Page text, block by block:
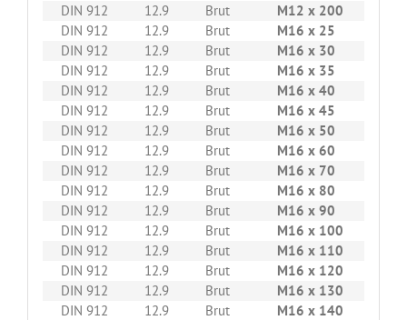
DIN 912
12.9 Brut M12 x 200
DIN 912
12.9 Brut M16 x 25
DIN 912
12.9 Brut M16 x 30
DIN 912
12.9 Brut M16 x 35
DIN 912
12.9 Brut M16 x 40
DIN 912
12.9 Brut M16 x 45
DIN 912
12.9 Brut M16 x 50
DIN 912
12.9 Brut M16 x 60
DIN 912
12.9 Brut M16 x 70
DIN 912
12.9 Brut M16 x 80
DIN 912
12.9 Brut M16 x 90
DIN 912
12.9 Brut M16 x 100
DIN 912
12.9 Brut M16 x 110
DIN 912
12.9 Brut M16 x 120
DIN 912
12.9 Brut M16 x 130
DIN 912
12.9 Brut M16 x 140